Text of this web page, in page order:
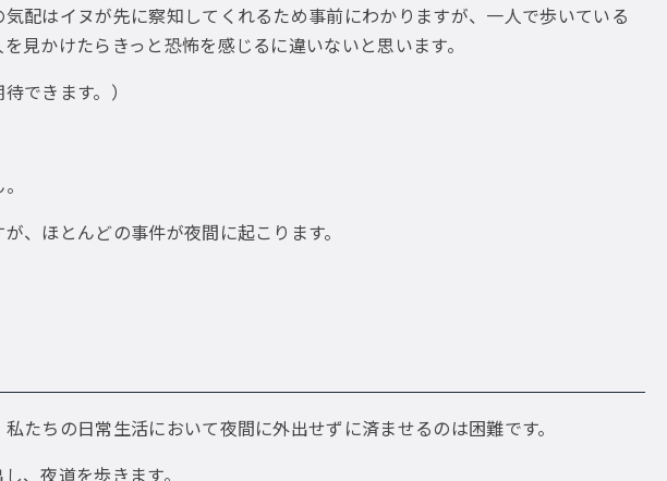
配はイヌが先に察知してくれるため事前にわかりますが、一人で歩いている
見かけたらきっと恐怖を感じるに違いないと思います。
できます。）
、ほとんどの事件が夜間に起こります。
たちの日常生活において夜間に外出せずに済ませるのは困難です。
、夜道を歩きます。